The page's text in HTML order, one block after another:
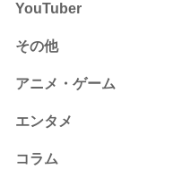
YouTuber
その他
アニメ・ゲーム
エンタメ
コラム